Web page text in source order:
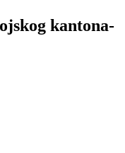
kantona-